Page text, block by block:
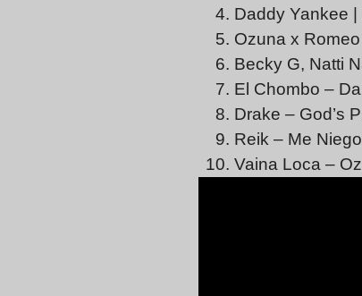
Daddy Yankee
Ozuna x
Becky G, Natti
El Chombo –
Drake – God’s
Reik – Me
Vaina Loca –